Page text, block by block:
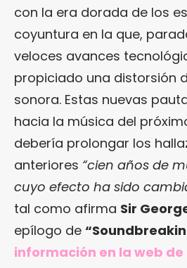
con la era dorada de los
coyuntura en la que,
veloces avances
propiciado una distorsión
sonora. Estas nuevas
hacia la música del
debería prolongar los
anteriores “cien años de
cuyo efecto ha sido
tal como afirma Sir
epílogo de
información en la web de